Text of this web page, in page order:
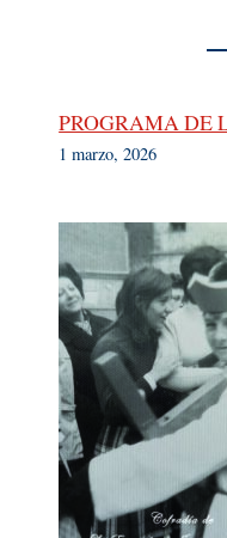
PROGRAMA DE
1 marzo, 2026